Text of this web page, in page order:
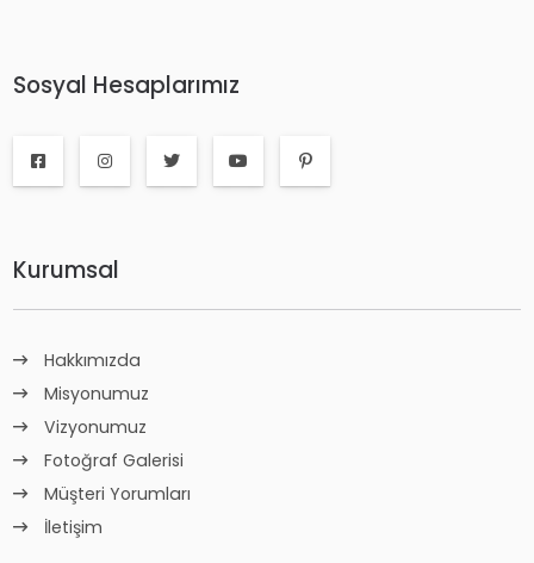
Sosyal Hesaplarımız
Kurumsal
Hakkımızda
Misyonumuz
Vizyonumuz
Fotoğraf Galerisi
Müşteri Yorumları
İletişim